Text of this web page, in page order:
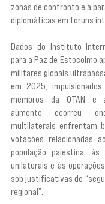
zonas de confronto e à
diplomáticas em fóruns
Dados do Instituto
para a Paz de Estocolmo
militares globais
em 2025,
membros da OTAN e
aumento ocorreu
multilaterais enfrentam
votações relacionadas
população palestina, às
unilaterais e às
sob justificativas de
regional”.